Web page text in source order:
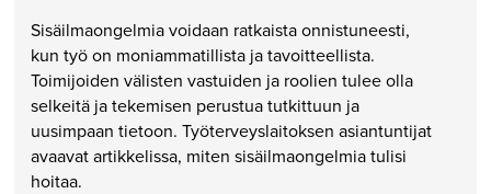
Sisäilmaongelmia voidaan ratkaista onnistuneesti,
kun työ on moniammatillista ja tavoitteellista.
Toimijoiden välisten vastuiden ja roolien tulee olla
selkeitä ja tekemisen perustua tutkittuun ja
uusimpaan tietoon. Työterveyslaitoksen asiantuntijat
avaavat artikkelissa, miten sisäilmaongelmia tulisi
hoitaa.